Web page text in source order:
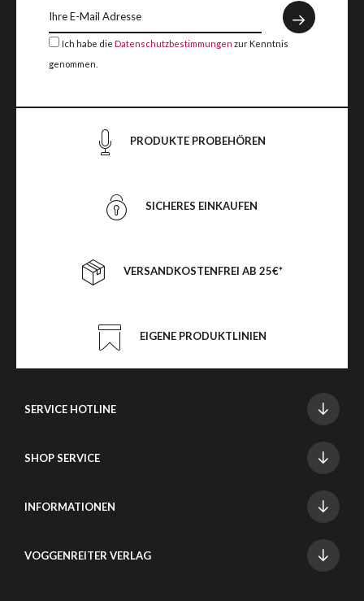
Ich habe die Datenschutzbestimmungen zur Kenntnis
genommen.
PRODUKTE PROBEHÖREN
SICHERES EINKAUFEN
VERSANDKOSTENFREI AB 25€*
EIGENE PRODUKTLINIEN
SERVICE HOTLINE
SHOP SERVICE
INFORMATIONEN
VOGGENREITER VERLAG